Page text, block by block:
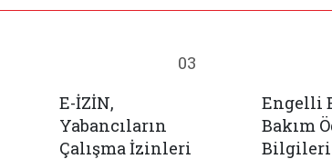
03
E-İZİN,
Yabancıların
Çalışma İzinleri
Engelli
Bakım
Bilgileri